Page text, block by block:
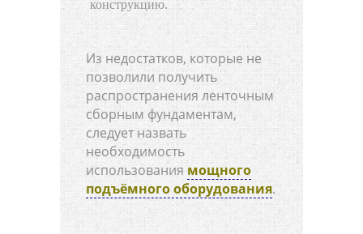
конструкцию.
Из недостатков, которые не
позволили получить
распространения ленточным
сборным фундаментам,
следует назвать
необходимость
использованиямощного
подъёмного оборудования.